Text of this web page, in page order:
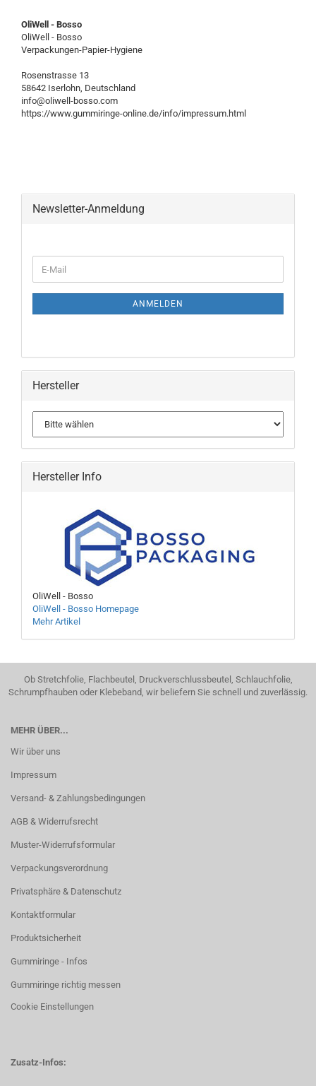
OliWell - Bosso
OliWell - Bosso
Verpackungen-Papier-Hygiene
Rosenstrasse 13
58642 Iserlohn, Deutschland
info@oliwell-bosso.com
https://www.gummiringe-online.de/info/impressum.html
Newsletter-Anmeldung
ZUR
E-
Mail
ANMELDEN
Hersteller
Hersteller Info
OliWell - Bosso
OliWell - Bosso Homepage
Mehr Artikel
Ob Stretchfolie, Flachbeutel, Druckverschlussbeutel, Schlauchfolie,
Schrumpfhauben oder Klebeband, wir beliefern Sie schnell und zuverlässig.
MEHR ÜBER...
Wir über uns
Impressum
Versand- & Zahlungsbedingungen
AGB & Widerrufsrecht
Muster-Widerrufsformular
Verpackungsverordnung
Privatsphäre & Datenschutz
Kontaktformular
Produktsicherheit
Gummiringe - Infos
Gummiringe richtig messen
Cookie Einstellungen
Zusatz-Infos: